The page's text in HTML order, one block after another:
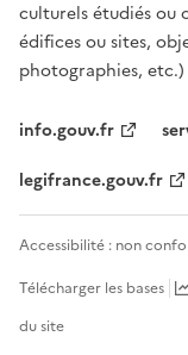
culturels étudiés ou
édifices ou sites,
photographies, etc.)
info.gouv.fr
legifrance.gouv.fr
Accessibilité : non
Télécharger les bases
du site